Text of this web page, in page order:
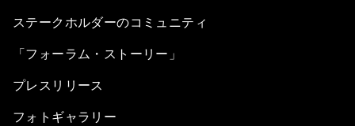
ステークホルダーのコミュニティ
「フォーラム・ストーリー」
プレスリリース
フォトギャラリー